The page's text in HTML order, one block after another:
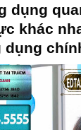
dụng
khác
dụng